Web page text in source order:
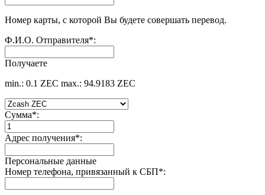
Номер карты, с которой Вы будете совершать перевод.
Ф.И.О. Отправителя*:
Получаете
min.: 0.1 ZEC max.: 94.9183 ZEC
Сумма*:
Адрес получения*:
Персональные данные
Номер телефона, привязанный к СБП*: